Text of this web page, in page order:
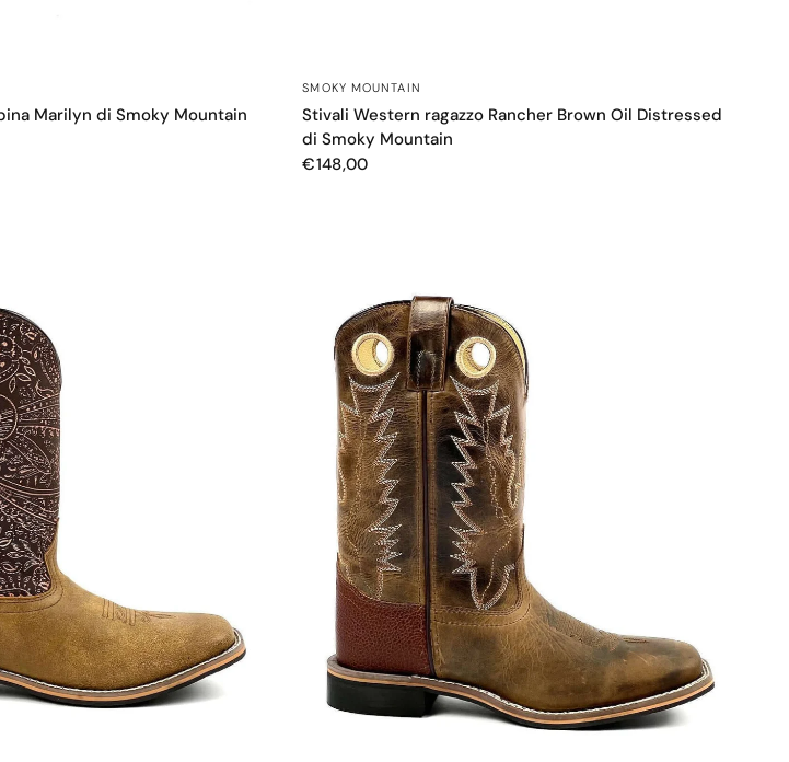
Marilyn di Smoky Mountain
SMOKY MOUNTAIN
Stivali Western ragazzo Rancher Brown Oil Distressed
di Smoky Mountain
€148,00